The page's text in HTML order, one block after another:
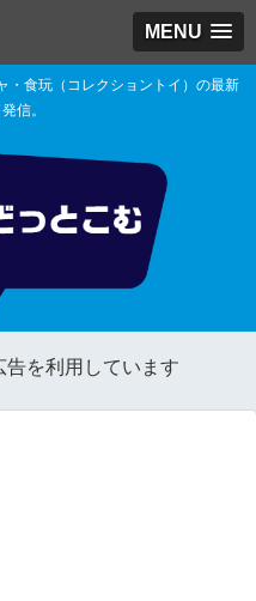
MENU
・食玩（コレクショントイ）の最新
信。
を利用しています